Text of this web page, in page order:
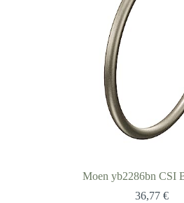
Moen yb2286bn CSI
36,77€